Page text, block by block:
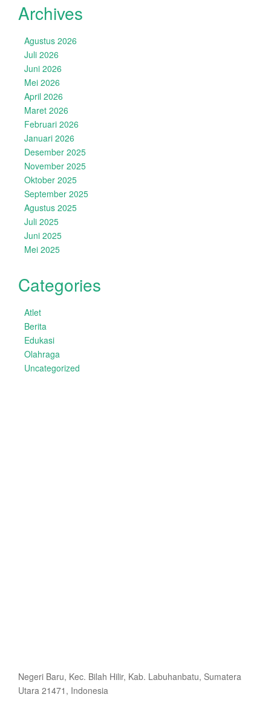
Archives
Agustus 2026
Juli 2026
Juni 2026
Mei 2026
April 2026
Maret 2026
Februari 2026
Januari 2026
Desember 2025
November 2025
Oktober 2025
September 2025
Agustus 2025
Juli 2025
Juni 2025
Mei 2025
Categories
Atlet
Berita
Edukasi
Olahraga
Uncategorized
Negeri Baru, Kec. Bilah Hilir, Kab. Labuhanbatu, Sumatera
Utara 21471, Indonesia